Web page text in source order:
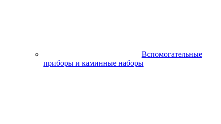
Вспомогательные
приборы и каминные наборы